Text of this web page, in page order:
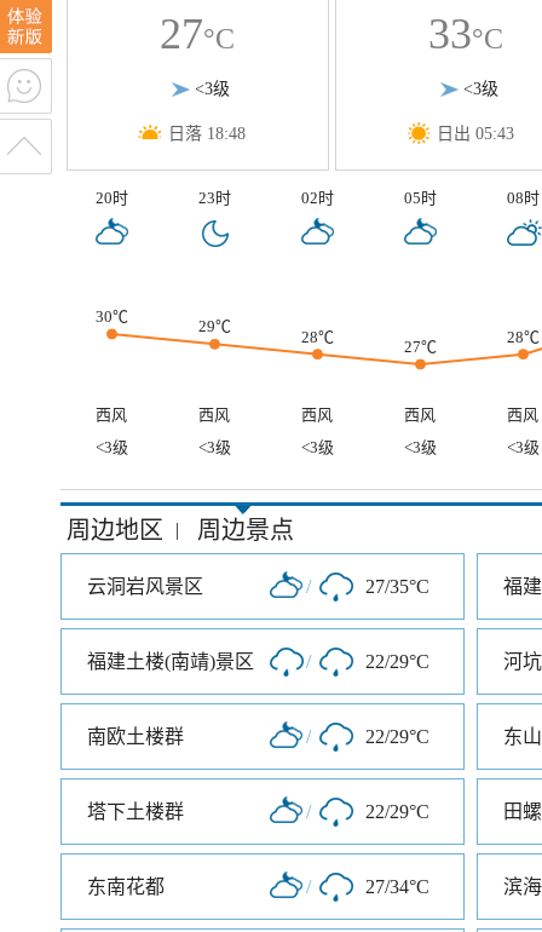
27°C
<3级
日落 18:48
33°C
<3级
日出 05:43
20时 23时 02时 05时 08时
30℃
29℃
28℃
27℃
28℃
西风 西风 西风 西风
西风
<3级
<3级 <3级 <3级 <3级
周边地区 | 周边景点
云洞岩风景区 / 27/35°C
福建土楼(南靖)景区 / 22/29°C 河
南欧土楼群 / 22/29°C 东
塔下土楼群 / 22/29°C 田
东南花都 / 27/34°C